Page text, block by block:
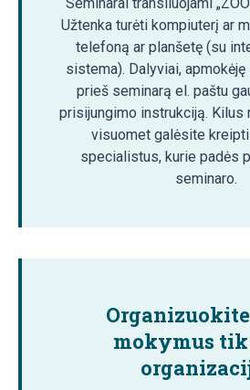
Užtenka turėti kompiuterį ar
telefoną ar planšetę (su
sistema). Dalyviai,
prieš seminarą el. paštu
prisijungimo instrukciją. Kilus
visuomet galėsite
specialistus, kurie padės
seminaro.
mokymus tik